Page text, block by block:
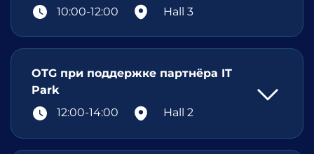
10:00-12:00
Hall 3
OTG при поддержке партнёра IT
Park
12:00-14:00
Hall 2